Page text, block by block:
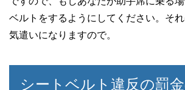
ベルトをするようにしてください。そ
気遣いになりますので。
シートベルト違反の罰